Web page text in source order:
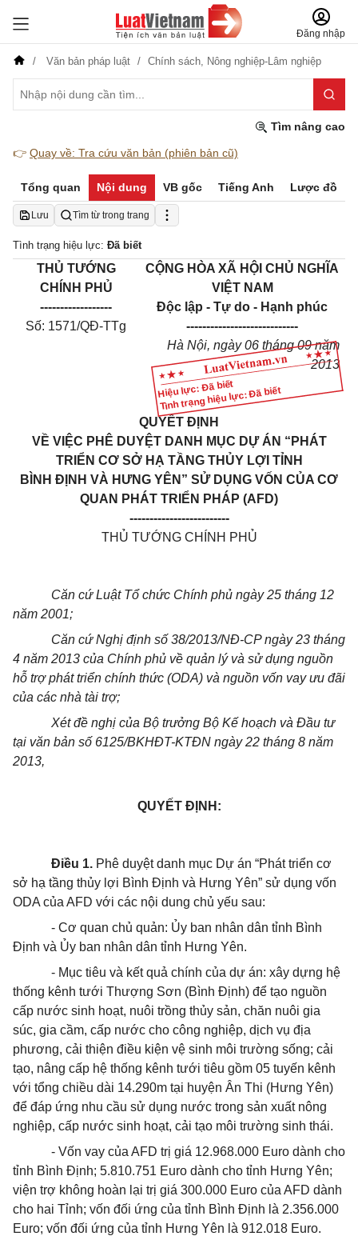
Đăng nhập
Văn bản pháp luật Chính sách, Nông nghiệp-Lâm nghiệp
Tìm nâng cao
👉 Quay về: Tra cứu văn bản (phiên bản cũ)
Tổng quan Nội dung VB gốc Tiếng Anh Lược đồ
Lưu Tìm từ trong trang
Tình trạng hiệu lực: Đã biết
Hiệu lực: Đã biết
Tình trạng hiệu lực: Đã biết
THỦ TƯỚNG
CHÍNH PHỦ
------------------
Số: 1571/QĐ-TTg
CỘNG HÒA XÃ HỘI CHỦ NGHĨA
VIỆT NAM
Độc lập - Tự do - Hạnh phúc
----------------------------
Hà Nội, ngày 06 tháng 09 năm
2013
QUYẾT ĐỊNH
VỀ VIỆC PHÊ DUYỆT DANH MỤC DỰ ÁN “PHÁT
TRIỂN CƠ SỞ HẠ TẦNG THỦY LỢI TỈNH
BÌNH ĐỊNH VÀ HƯNG YÊN” SỬ DỤNG VỐN CỦA CƠ
QUAN PHÁT TRIỂN PHÁP (AFD)
-------------------------
THỦ TƯỚNG CHÍNH PHỦ
Căn cứ Luật Tổ chức Chính phủ ngày 25 tháng 12
năm 2001;
Căn cứ Nghị định số 38/2013/NĐ-CP ngày 23 tháng
4 năm 2013 của Chính phủ về quản lý và sử dụng nguồn
hỗ trợ phát triển chính thức (ODA) và nguồn vốn vay ưu đãi
của các nhà tài trợ;
Xét đề nghị của Bộ trưởng Bộ Kế hoạch và Đầu tư
tại văn bản số 6125/BKHĐT-KTĐN ngày 22 tháng 8 năm
2013,
QUYẾT ĐỊNH:
Điều 1. Phê duyệt danh mục Dự án “Phát triển cơ
sở hạ tầng thủy lợi Bình Định và Hưng Yên” sử dụng vốn
ODA của AFD với các nội dung chủ yếu sau:
- Cơ quan chủ quản: Ủy ban nhân dân tỉnh Bình
Định và Ủy ban nhân dân tỉnh Hưng Yên.
- Mục tiêu và kết quả chính của dự án: xây dựng hệ
thống kênh tưới Thượng Sơn (Bình Định) để tạo nguồn
cấp nước sinh hoạt, nuôi trồng thủy sản, chăn nuôi gia
súc, gia cầm, cấp nước cho công nghiệp, dịch vụ địa
phương, cải thiện điều kiện vệ sinh môi trường sống; cải
tạo, nâng cấp hệ thống kênh tưới tiêu gồm 05 tuyến kênh
với tổng chiều dài 14.290m tại huyện Ân Thi (Hưng Yên)
để đáp ứng nhu cầu sử dụng nước trong sản xuất nông
nghiệp, cấp nước sinh hoạt, cải tạo môi trường sinh thái.
- Vốn vay của AFD trị giá 12.968.000 Euro dành cho
tỉnh Bình Định; 5.810.751 Euro dành cho tỉnh Hưng Yên;
viện trợ không hoàn lại trị giá 300.000 Euro của AFD dành
cho hai Tỉnh; vốn đối ứng của tỉnh Bình Định là 2.356.000
Euro; vốn đối ứng của tỉnh Hưng Yên là 912.018 Euro.